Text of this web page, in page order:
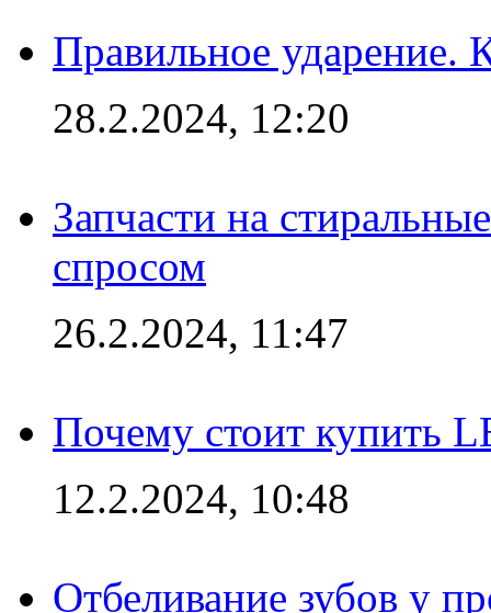
Правильное ударение.
28.2.2024, 12:20
Запчасти на
спросом
26.2.2024, 11:47
Почему стоит купить
12.2.2024, 10:48
Отбеливание зубов у